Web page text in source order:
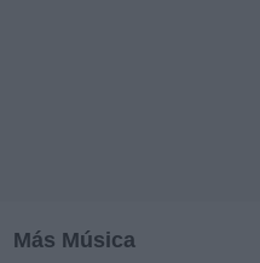
Más Música